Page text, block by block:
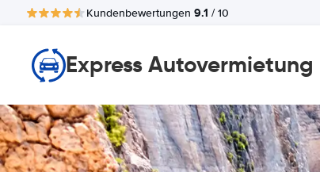
Kundenbewertungen 9.1 / 10
Express Autovermietung